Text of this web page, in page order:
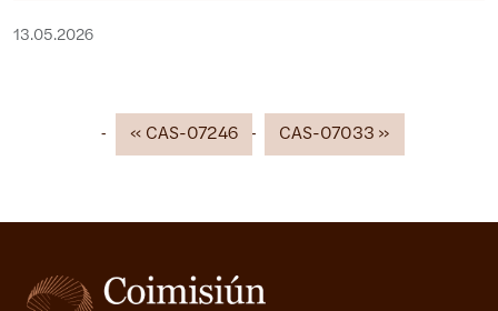
13.05.2026
CAS-07246 CAS-07033